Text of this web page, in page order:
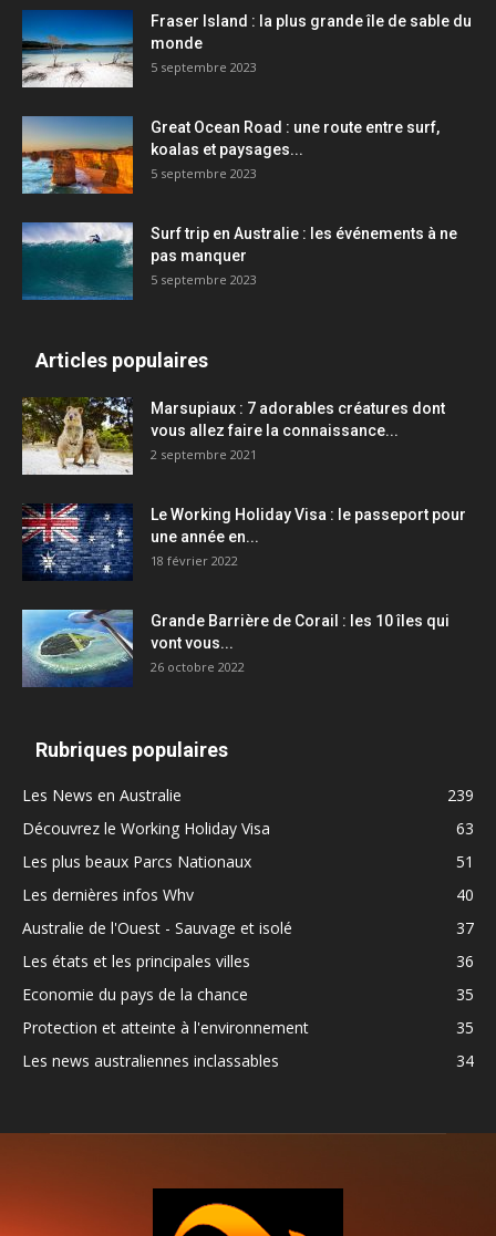
Fraser Island : la plus grande île de sable du
monde
5 septembre 2023
Great Ocean Road : une route entre surf,
koalas et paysages...
5 septembre 2023
Surf trip en Australie : les événements à ne
pas manquer
5 septembre 2023
Articles populaires
Marsupiaux : 7 adorables créatures dont
vous allez faire la connaissance...
2 septembre 2021
Le Working Holiday Visa : le passeport pour
une année en...
18 février 2022
Grande Barrière de Corail : les 10 îles qui
vont vous...
26 octobre 2022
Rubriques populaires
Les News en Australie
239
Découvrez le Working Holiday Visa
63
Les plus beaux Parcs Nationaux
51
Les dernières infos Whv
40
Australie de l'Ouest - Sauvage et isolé
37
Les états et les principales villes
36
Economie du pays de la chance
35
Protection et atteinte à l'environnement
35
Les news australiennes inclassables
34